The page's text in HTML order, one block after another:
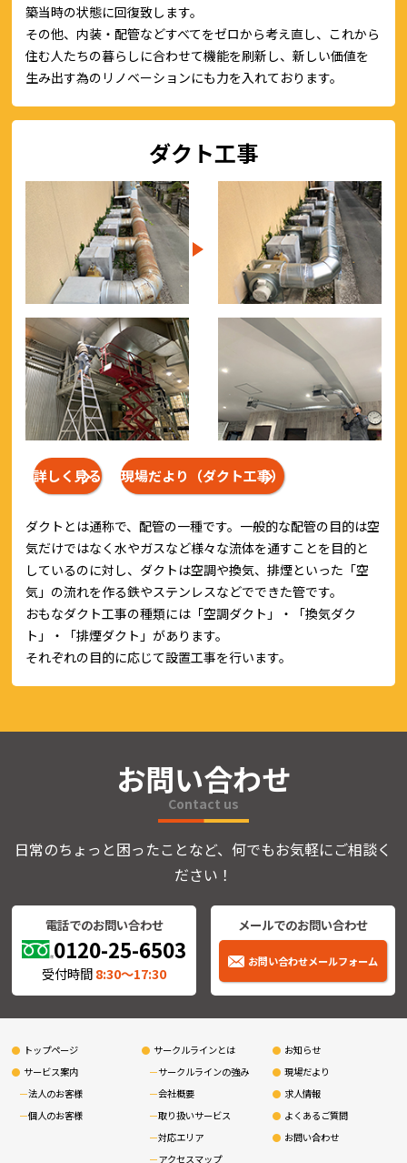
築当時の状態に回復致します。
その他、内装・配管などすべてをゼロから考え直し、これから
住む人たちの暮らしに合わせて機能を刷新し、新しい価値を
生み出す為のリノベーションにも力を入れております。
ダクト工事
詳しく見る 現場だより（ダクト工事）
ダクトとは通称で、配管の一種です。一般的な配管の目的は空
気だけではなく水やガスなど様々な流体を通すことを目的と
しているのに対し、ダクトは空調や換気、排煙といった「空
気」の流れを作る鉄やステンレスなどでできた管です。
おもなダクト工事の種類には「空調ダクト」・「換気ダク
ト」・「排煙ダクト」があります。
それぞれの目的に応じて設置工事を行います。
お問い合わせ
Contact us
日常のちょっと困ったことなど、何でもお気軽にご相談く
ださい！
電話でのお問い合わせ
0120-25-6503
受付時間8:30〜17:30
メールでのお問い合わせ
お問い合わせメールフォーム
トップページ
サービス案内
法人のお客様
個人のお客様
サークルラインとは
サークルラインの強み
会社概要
取り扱いサービス
対応エリア
アクセスマップ
お知らせ
現場だより
求人情報
よくあるご質問
お問い合わせ